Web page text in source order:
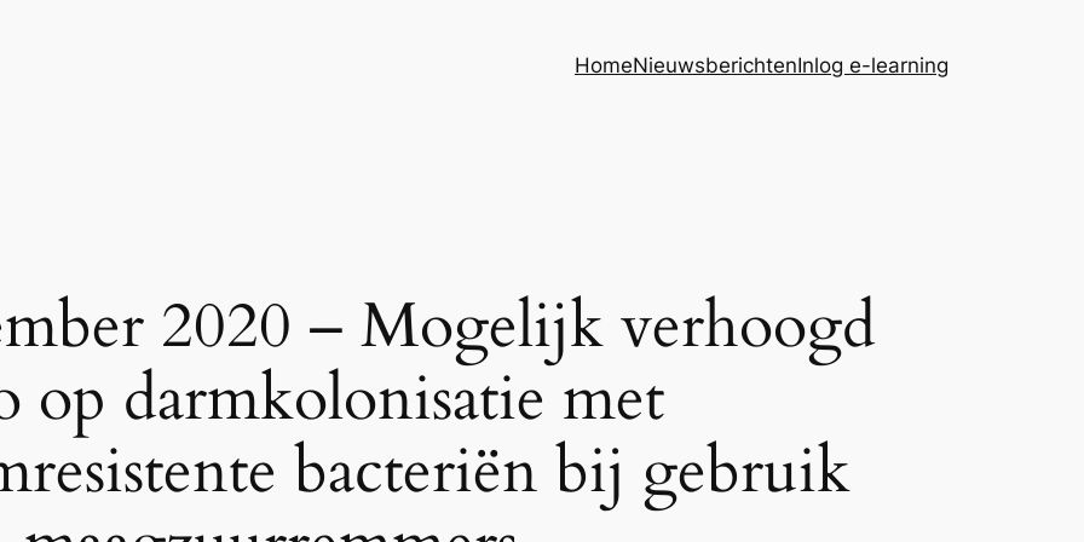
HomeNieuwsberichtenInlog e-learning
2020 – Mogelijk verhoogd
op darmkolonisatie met
bacteriën bij gebruik